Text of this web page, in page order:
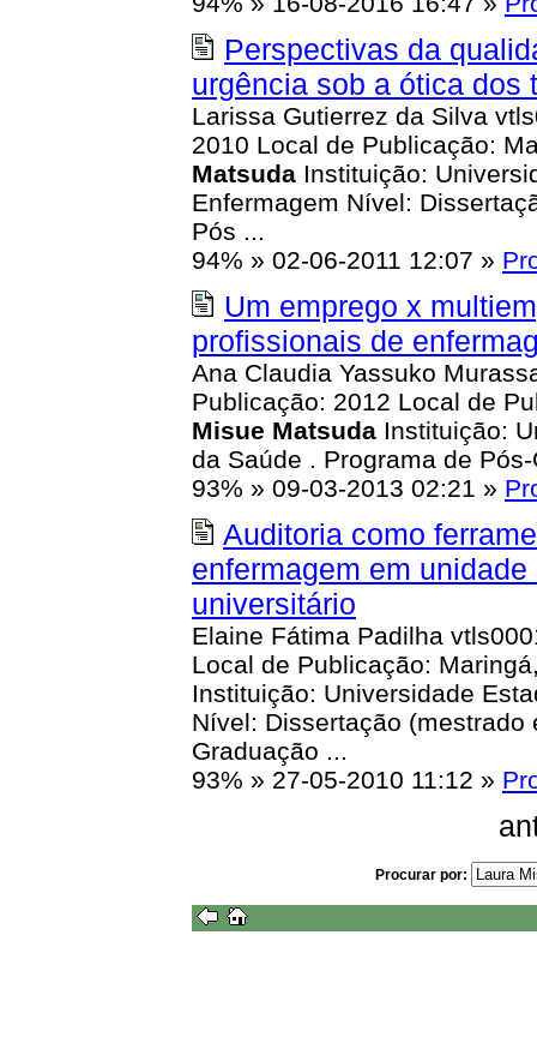
Perspectivas da
urgência sob a ótica dos
Larissa Gutierrez da Silva
2010 Local de Publicação:
Matsuda Instituição:
Enfermagem Nível:
Pós ...
94% » 02-06-2011 12:07 »
Um emprego x
profissionais de
Ana Claudia Yassuko
Publicação: 2012 Local de
Misue Matsuda Instituição:
da Saúde . Programa de
93% » 09-03-2013 02:21 »
Auditoria como
enfermagem em
universitário
Elaine Fátima Padilha
Local de Publicação:
Instituição: Universidade
Nível: Dissertação (mestrado
Graduação ...
93% » 27-05-2010 11:12 »
Procurar por: